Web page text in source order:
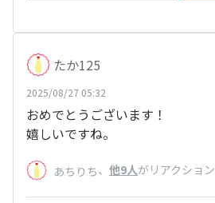
たか125
2025/08/27 05:32
おめでとうございます！
嬉しいですね。
あちりち、 他9人がリアクション